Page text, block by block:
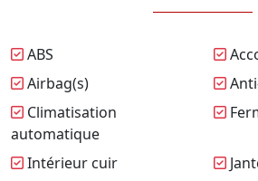
ABS
Airbag(s)
Climatisation
automatique
Intérieur cuir